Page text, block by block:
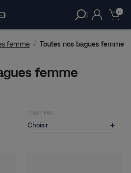
clear 0
femme Toutes nos bagues femme
femme
TRIER PAR :
Choisir 